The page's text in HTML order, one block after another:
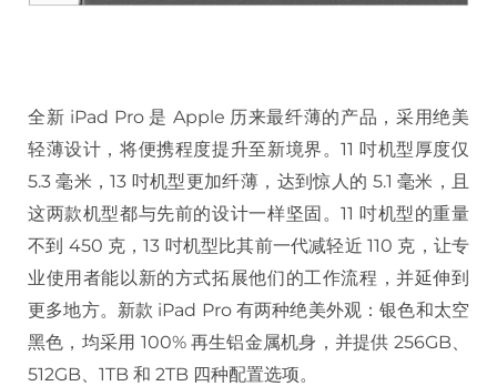
全新 iPad Pro 是 Apple 历来最纤薄的产品，采用绝美
轻薄设计，将便携程度提升至新境界。11 吋机型厚度仅
5.3 毫米，13 吋机型更加纤薄，达到惊人的 5.1 毫米，且
这两款机型都与先前的设计一样坚固。11 吋机型的重量
不到 450 克，13 吋机型比其前一代减轻近 110 克，让专
业使用者能以新的方式拓展他们的工作流程，并延伸到
更多地方。新款 iPad Pro 有两种绝美外观：银色和太空
黑色，均采用 100% 再生铝金属机身，并提供 256GB、
512GB、1TB 和 2TB 四种配置选项。